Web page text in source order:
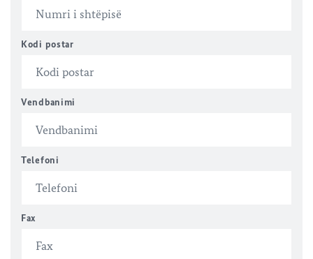
Kodi postar
Vendbanimi
Telefoni
Fax